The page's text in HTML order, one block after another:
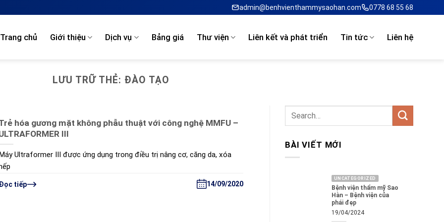
admin@benhvienthammysaohan.com 0778 68 55 68
Trang chủ Giới thiệu Dịch vụ Bảng giá Thư viện Liên kết và phát triển Tin tức Liên hệ
LƯU TRỮ THẺ: ĐÀO TẠO
hóa gương mặt không phẫu thuật với công nghệ MMFU –
III
Ultraformer III được ứng dụng trong điều trị nâng cơ, căng da, xóa
tiếp 14/09/2020
BÀI VIẾT MỚI
UNCATEGORIZED
Bệnh viện thẩm mỹ Sao
Hàn – Bệnh viện của
phái đẹp
19/04/2024